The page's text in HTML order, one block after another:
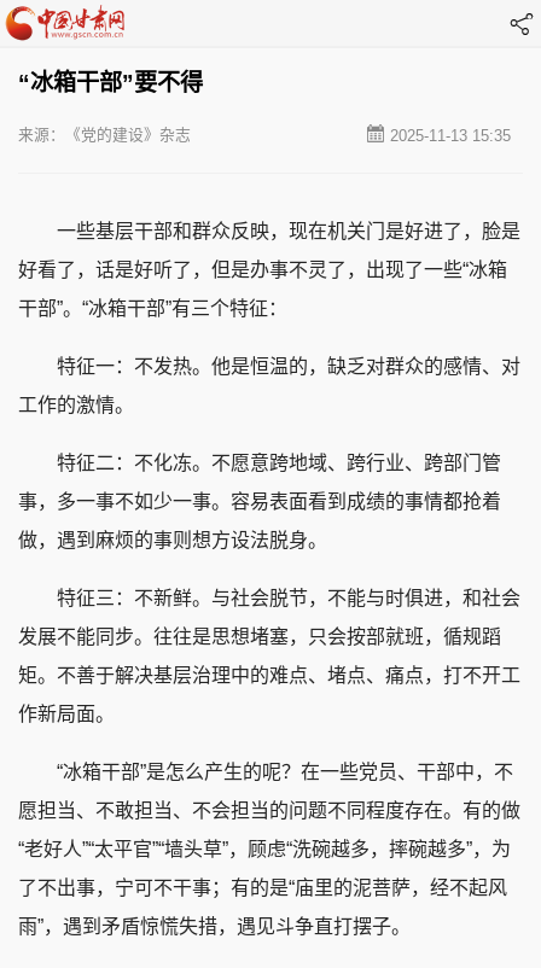
“冰箱干部”要不得
2025-11-13 15:35
来源：《党的建设》杂志
一些基层干部和群众反映，现在机关门是好进了，脸是
好看了，话是好听了，但是办事不灵了，出现了一些“冰箱
干部”。“冰箱干部”有三个特征：
特征一：不发热。他是恒温的，缺乏对群众的感情、对
工作的激情。
特征二：不化冻。不愿意跨地域、跨行业、跨部门管
事，多一事不如少一事。容易表面看到成绩的事情都抢着
做，遇到麻烦的事则想方设法脱身。
特征三：不新鲜。与社会脱节，不能与时俱进，和社会
发展不能同步。往往是思想堵塞，只会按部就班，循规蹈
矩。不善于解决基层治理中的难点、堵点、痛点，打不开工
作新局面。
“冰箱干部”是怎么产生的呢？在一些党员、干部中，不
愿担当、不敢担当、不会担当的问题不同程度存在。有的做
“老好人”“太平官”“墙头草”，顾虑“洗碗越多，摔碗越多”，为
了不出事，宁可不干事；有的是“庙里的泥菩萨，经不起风
雨”，遇到矛盾惊慌失措，遇见斗争直打摆子。